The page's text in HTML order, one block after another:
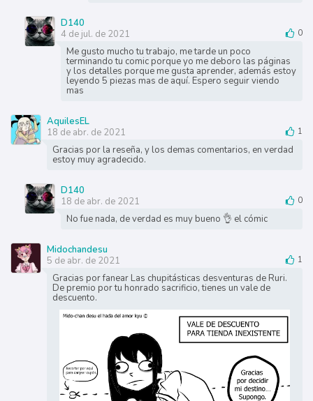
D140
4 de jul. de 2021
0
Me gusto mucho tu trabajo, me tarde un poco
terminando tu comic porque yo me deboro las páginas
y los detalles porque me gusta aprender, además estoy
leyendo 5 piezas mas de aquí. Espero seguir viendo
mas
AquilesEL
18 de abr. de 2021
1
Gracias por la reseña, y los demas comentarios, en verdad
estoy muy agradecido.
D140
18 de abr. de 2021
0
No fue nada, de verdad es muy bueno 👌 el cómic
Midochandesu
5 de abr. de 2021
1
Gracias por fanear Las chupitásticas desventuras de Ruri.
De premio por tu honrado sacrificio, tienes un vale de
descuento.